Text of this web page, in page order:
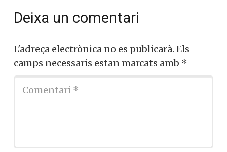
Deixa un comentari
L'adreça electrònica no es publicarà. Els
camps necessaris estan marcats amb *